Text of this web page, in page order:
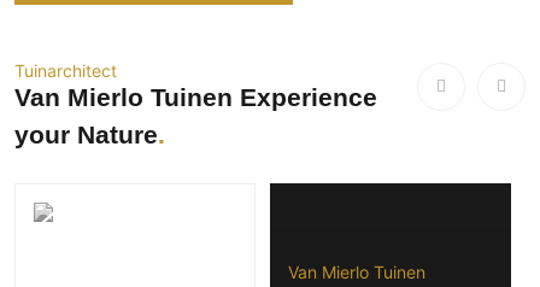
Tuinarchitect
Van Mierlo Tuinen Experience
your Nature
Van Mierlo Tuinen